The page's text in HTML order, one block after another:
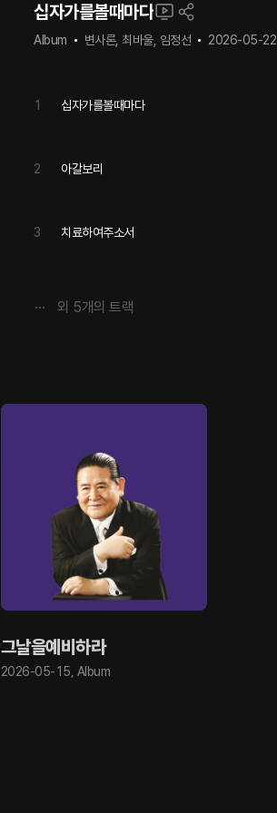
십자가를볼때마다
Album 변사론, 최바울, 임정선 2026-05-22
1 십자가를볼때마다
2 아갈보리
3 치료하여주소서
외 5개의 트랙
그날을예비하라
2026-05-15 Album